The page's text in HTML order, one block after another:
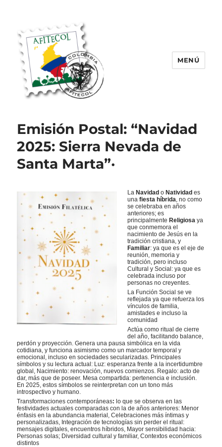
Temática en Colombia | 2008 –
2025
MENÚ
Emisión Postal: “Navidad
2025: Sierra Nevada de
Santa Marta”·
La Navidad o Natividad es
unafiesta híbrida, no como
se celebraba en años
anteriores; es
principalmente Religiosa ya
que conmemora el
nacimiento de Jesús en la
tradición cristiana, y
Familiar: ya que es el eje de
reunión, memoria y
tradición, pero incluso
Cultural y Social: ya que es
celebrada incluso por
personas no creyentes.
La Función Social se ve
reflejada ya que refuerza los
vínculos de familia,
amistades e incluso la
comunidad
Actúa como ritual de cierre
del año, facilitando balance,
perdón y proyección. Genera una pausa simbólica en la vida
cotidiana, y funciona asimismo como un marcador temporal y
emocional, incluso en sociedades secularizadas. Principales
símbolos y su lectura actual: Luz: esperanza frente a la incertidumbre
global, Nacimiento: renovación, nuevos comienzos. Regalo: acto de
dar, más que de poseer. Mesa compartida: pertenencia e inclusión.
En 2025, estos símbolos se reinterpretan con un tono más
introspectivo y humano.
Transformaciones contemporáneas: lo que se observa en las
festividades actuales comparadas con la de años anteriores: Menor
énfasis en la abundancia material, Celebraciones más íntimas y
personalizadas, Integración de tecnologías sin perder el ritual:
mensajes digitales, encuentros híbridos, Mayor sensibilidad hacia:
Personas solas; Diversidad cultural y familiar, Contextos económicos
distintos